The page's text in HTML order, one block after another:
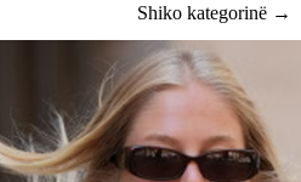
Shiko kategorinë →